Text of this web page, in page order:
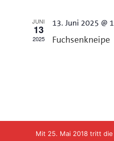
JUNI
13
2025
13. Juni 2025 @
Fuchsenkneipe
Mit 25. Mai 2018 tritt